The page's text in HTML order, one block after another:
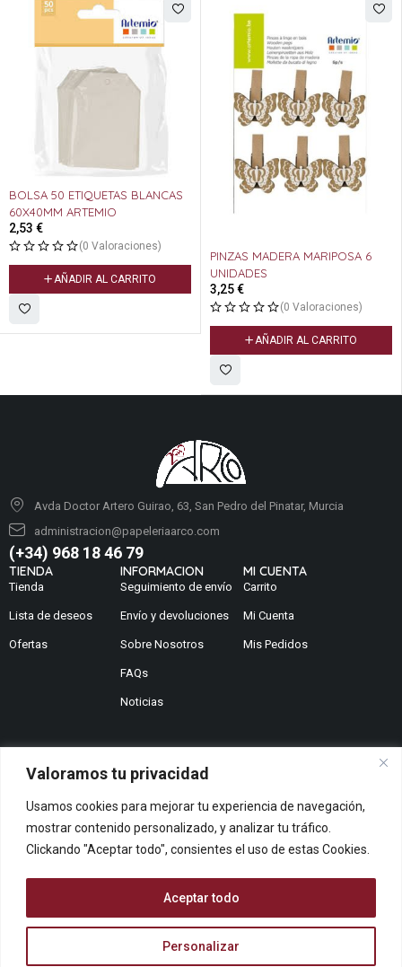
Valoramos tu privacidad
Usamos cookies para mejorar tu experiencia de navegación,
mostrar contenido personalizado, y analizar tu tráfico.
Clickando "Aceptar todo", consientes el uso de estas Cookies.
Personalizar
Aceptar todo
BOLSA 50 ETIQUETAS BLANCAS
60X40MM ARTEMIO
2,53 €
(0 Valoraciones)
AÑADIR AL CARRITO
PINZAS MADERA MARIPOSA 6
UNIDADES
3,25€
(0 Valoraciones)
AÑADIR AL CARRITO
Avda Doctor Artero Guirao, 63, San Pedro del Pinatar, Murcia
administracion@papeleriaarco.com
(+34) 968 18 46 79
TIENDA
Tienda
Lista de deseos
Ofertas
INFORMACION
Seguimiento de envío
Envío y devoluciones
Sobre Nosotros
FAQs
Noticias
MI CUENTA
Carrito
Mi Cuenta
Mis Pedidos
¿Te podemos ayudar?
Queremos saber tu opinión